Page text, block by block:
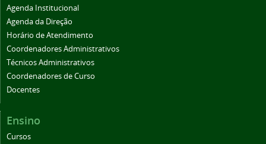
Agenda Institucional
Agenda da Direção
Horário de Atendimento
Coordenadores Administrativos
Técnicos Administrativos
Coordenadores de Curso
Docentes
Ensino
Cursos